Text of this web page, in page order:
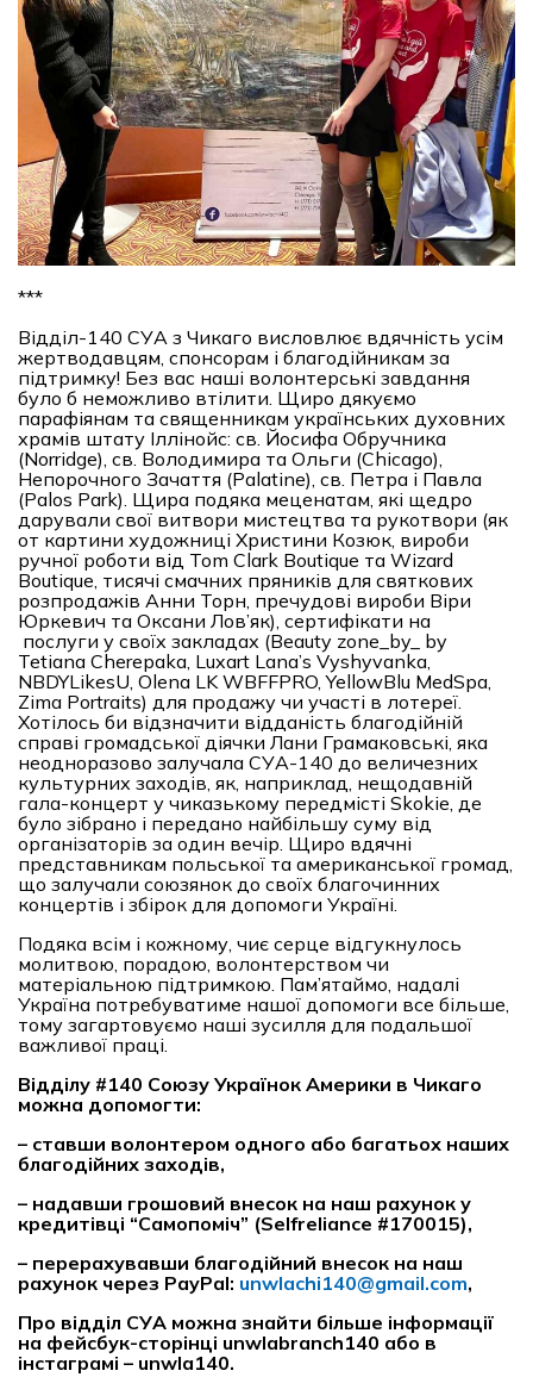
***
Відділ-140 СУА з Чикаго висловлює вдячність усім
жертводавцям, спонсорам і благодійникам за
підтримку! Без вас наші волонтерські завдання
було б неможливо втілити. Щиро дякуємо
парафіянам та священникам українських духовних
храмів штату Іллінойс: св. Йосифа Обручника
(Norridge), св. Володимира та Ольги (Chicago),
Непорочного Зачаття (Palatine), св. Петра і Павла
(Palos Park). Щира подяка меценатам, які щедро
дарували свої витвори мистецтва та рукотвори (як
от картини художниці Христини Козюк, вироби
ручної роботи від Tom Clark Boutique та Wizard
Boutique, тисячі смачних пряників для святкових
розпродажів Анни Торн, пречудові вироби Віри
Юркевич та Оксани Лов’як), сертифікати на
послуги у своїх закладах (Beauty zone_by_ by
Tetiana Cherepaka, Luxart Lana’s Vyshyvanka,
NBDYLikesU, Olena LK WBFFPRO, YellowBlu MedSpa,
Zima Portraits) для продажу чи участі в лотереї.
Хотілось би відзначити відданість благодійній
справі громадської діячки Лани Грамаковські, яка
неодноразово залучала СУА-140 до величезних
культурних заходів, як, наприклад, нещодавній
гала-концерт у чиказькому передмісті Skokie, де
було зібрано і передано найбільшу суму від
організаторів за один вечір. Щиро вдячні
представникам польської та американської громад,
що залучали союзянок до своїх благочинних
концертів і збірок для допомоги Україні.
Подяка всім і кожному, чиє серце відгукнулось
молитвою, порадою, волонтерством чи
матеріальною підтримкою. Пам’ятаймо, надалі
Україна потребуватиме нашої допомоги все більше,
тому загартовуємо наші зусилля для подальшої
важливої праці.
Відділу #140 Союзу Українок Америки в Чикаго
можна допомогти:
– ставши волонтером одного або багатьох наших
благодійних заходів,
– надавши грошовий внесок на наш рахунок у
кредитівці “Самопоміч” (Selfreliance #170015),
– перерахувавши благодійний внесок на наш
рахунок через PayPal: unwlachi140@gmail.com,
Про відділ СУА можна знайти більше інформації
на фейсбук-сторінці unwlabranch140 або в
інстаграмі – unwla140.